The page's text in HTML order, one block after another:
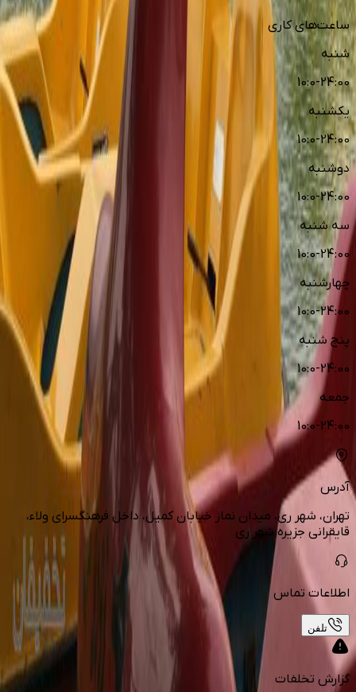
ساعت‌های کاری
شنبه
10:0-24:00
یکشنبه
10:0-24:00
دوشنبه
10:0-24:00
سه شنبه
10:0-24:00
چهارشنبه
10:0-24:00
پنج شنبه
10:0-24:00
جمعه
10:0-24:00
آدرس
تهران، شهر ری، میدان نماز خیابان کمیل، داخل فرهنگسرای ولاء،
قایقرانی جزیره شهر ری
اطلاعات تماس
تلفن
گزارش تخلفات